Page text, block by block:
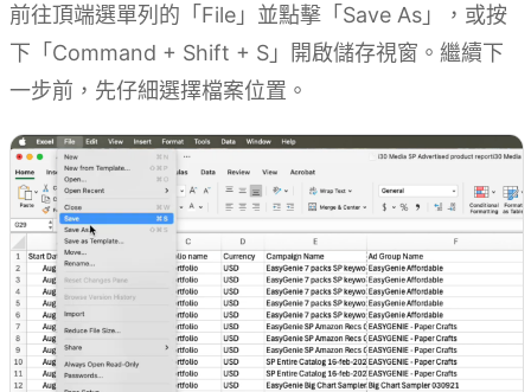
前往頂端選單列的「File」並點擊「Save As」，或按
下「Command + Shift + S」開啟儲存視窗。繼續下
一步前，先仔細選擇檔案位置。